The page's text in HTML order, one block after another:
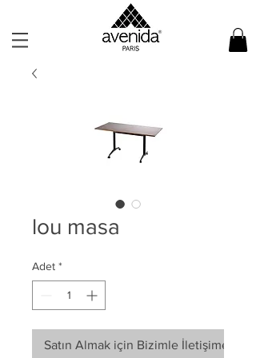
lou masa
Adet *
Satın Almak için Bizimle İletişime